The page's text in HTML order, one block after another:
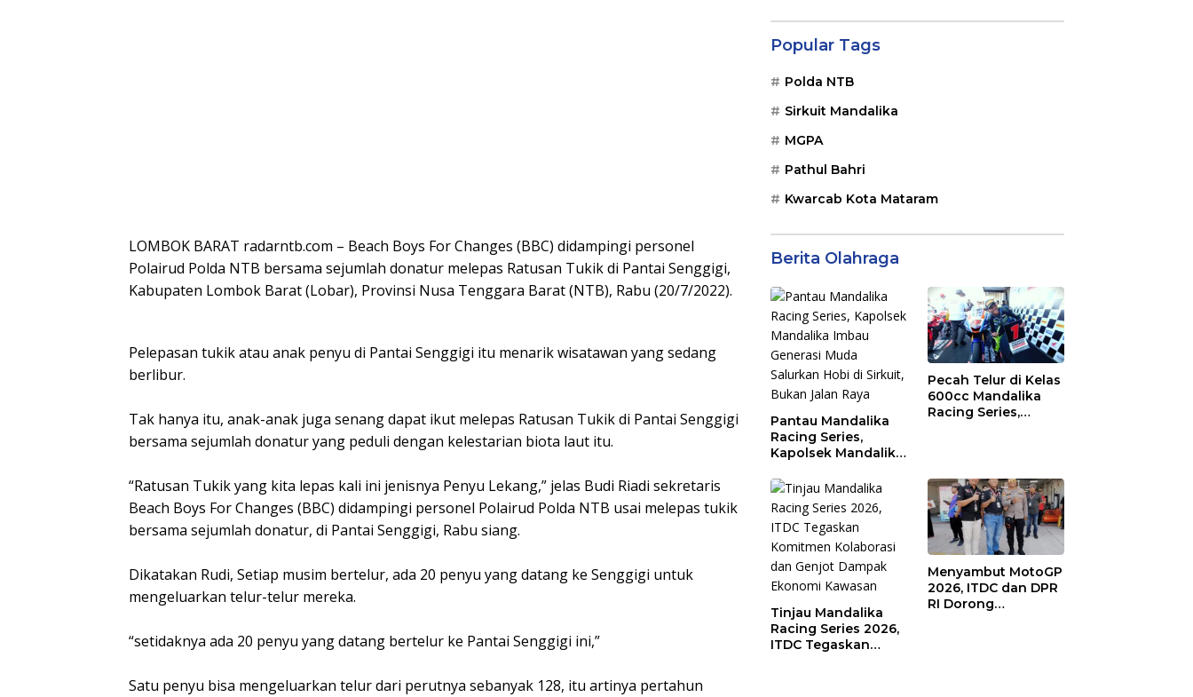
LOMBOK BARAT radarntb.com – Beach Boys For Changes (BBC) didampingi personel
Polairud Polda NTB bersama sejumlah donatur melepas Ratusan Tukik di Pantai Senggigi,
Kabupaten Lombok Barat (Lobar), Provinsi Nusa Tenggara Barat (NTB), Rabu (20/7/2022).
Pelepasan tukik atau anak penyu di Pantai Senggigi itu menarik wisatawan yang sedang
berlibur.
Tak hanya itu, anak-anak juga senang dapat ikut melepas Ratusan Tukik di Pantai Senggigi
bersama sejumlah donatur yang peduli dengan kelestarian biota laut itu.
“Ratusan Tukik yang kita lepas kali ini jenisnya Penyu Lekang,” jelas Budi Riadi sekretaris
Beach Boys For Changes (BBC) didampingi personel Polairud Polda NTB usai melepas tukik
bersama sejumlah donatur, di Pantai Senggigi, Rabu siang.
Dikatakan Rudi, Setiap musim bertelur, ada 20 penyu yang datang ke Senggigi untuk
mengeluarkan telur-telur mereka.
“setidaknya ada 20 penyu yang datang bertelur ke Pantai Senggigi ini,”
Satu penyu bisa mengeluarkan telur dari perutnya sebanyak 128, itu artinya pertahun
Popular Tags
Polda NTB
Sirkuit Mandalika
MGPA
Pathul Bahri
Kwarcab Kota Mataram
Berita Olahraga
Pantau Mandalika
Racing Series,
Kapolsek Mandalika
Muda Salurkan Hobi
di Sirkuit, Bukan
Jalan Raya
Pecah Telur di Kelas
600cc Mandalika
Racing Series,
Tinjau Mandalika
Racing Series 2026,
ITDC Tegaskan
Menyambut MotoGP
2026, ITDC dan DPR
RI Dorong